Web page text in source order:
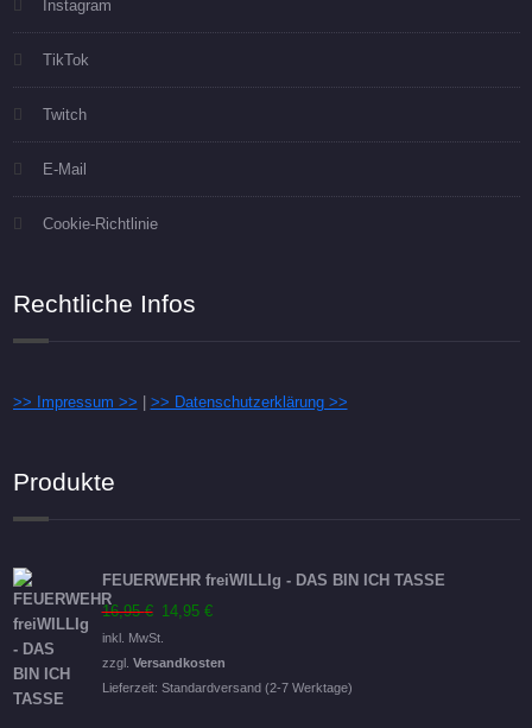
Instagram
TikTok
Twitch
E-Mail
Cookie-Richtlinie
Rechtliche Infos
>> Impressum >> >> Datenschutzerklärung >>
Produkte
FEUERWEHR freiWILLIg - DAS BIN ICH TASSE
16,95€ Ursprünglicher
Preis
war:
16,95 €
14,95 €
ist:
14,95 €.
inkl. MwSt.
zzgl. Versandkosten
Lieferzeit: Standardversand (2-7 Werktage)